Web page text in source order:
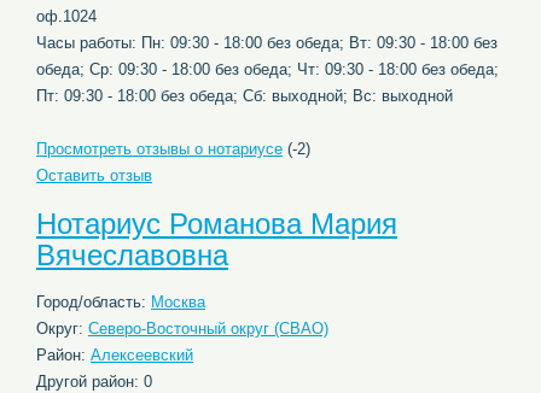
оф.1024
Часы работы: Пн: 09:30 - 18:00 без обеда; Вт: 09:30 - 18:00 без
обеда; Ср: 09:30 - 18:00 без обеда; Чт: 09:30 - 18:00 без обеда;
Пт: 09:30 - 18:00 без обеда; Сб: выходной; Вс: выходной
Просмотреть отзывы о нотариусе (-2)
Оставить отзыв
Нотариус Романова Мария
Вячеславовна
Город/область: Москва
Округ: Северо-Восточный округ (СВАО)
Район: Алексеевский
Другой район: 0